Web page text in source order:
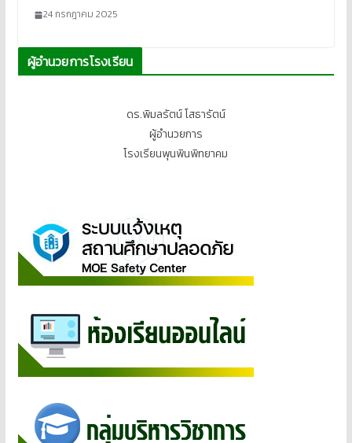
24 กรกฎาคม 2025
ผู้อำนวยการโรงเรียน
ดร.พิมลรัตน์ โสธารัตน์
ผู้อำนวยการ
โรงเรียนพุนพินพิทยาคม